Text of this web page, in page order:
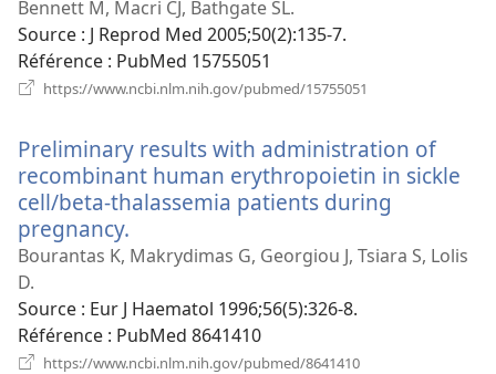
une
nouvelle
fenêtre)
Bennett M, Macri CJ, Bathgate SL.
Source ‎: J Reprod Med 2005;50(2):135-7.
Référence ‎: PubMed 15755051
https://www.ncbi.nlm.nih.gov/pubmed/15755051
fenêtre)
Preliminary results with administration of
recombinant human erythropoietin in sickle
cell/beta-thalassemia patients during
pregnancy.
une
fenêtre)
Bourantas K, Makrydimas G, Georgiou J, Tsiara S, Lolis
D.
Source ‎: Eur J Haematol 1996;56(5):326-8.
Référence ‎: PubMed 8641410
https://www.ncbi.nlm.nih.gov/pubmed/8641410